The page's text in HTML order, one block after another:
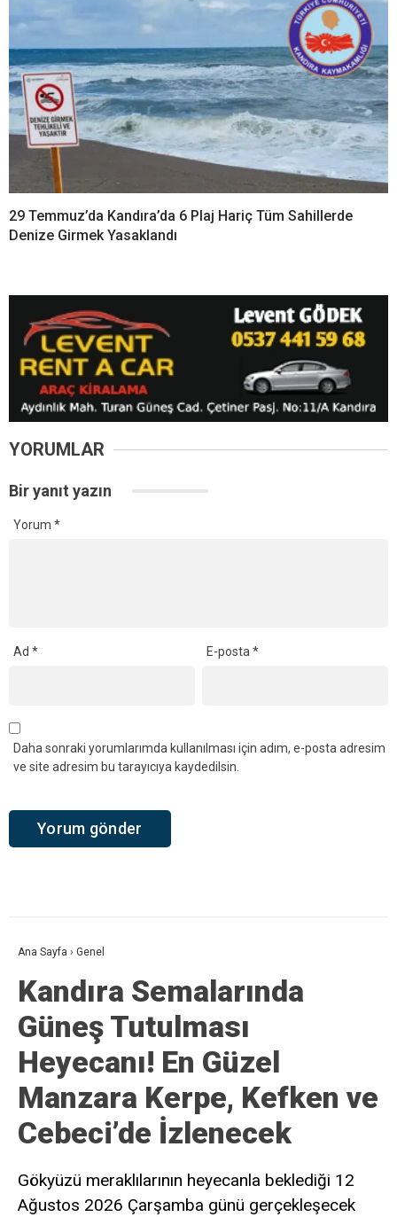
29 Temmuz’da Kandıra’da 6 Plaj Hariç Tüm Sahillerde
Denize Girmek Yasaklandı
YORUMLAR
Bir yanıt yazın
Yorum *
Ad * E-posta*
Daha sonraki yorumlarımda kullanılması için adım, e-posta adresim
ve site adresim bu tarayıcıya kaydedilsin.
Ana Sayfa › Genel
Kandıra Semalarında
Güneş Tutulması
Heyecanı! En Güzel
Manzara Kerpe, Kefken ve
Cebeci’de İzlenecek
Gökyüzü meraklılarının heyecanla beklediği 12
Ağustos 2026 Çarşamba günü gerçekleşecek